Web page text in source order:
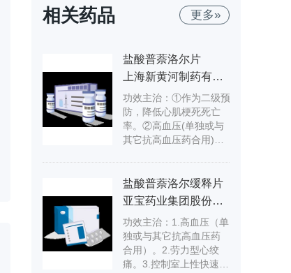
相关药品 更多»
盐酸普萘洛尔片
上海新黄河制药有限公司
功效主治：①作为二级预
防，降低心肌梗死死亡
率。②高血压(单独或与
其它抗高血压药合用)。
室性心律失常，特别是
与儿茶酚胺有关或洋地
黄引起心律失常。可用
于洋地黄疗效不佳的房
扑、房颤心室率的控
制，也可用于顽固性期
前收缩，改善患者的症
盐酸普萘洛尔缓释片
亚宝药业集团股份有限公司
功效主治：1.高血压（单
独或与其它抗高血压药
合用）。2.劳力型心绞
痛。3.控制室上性快速心